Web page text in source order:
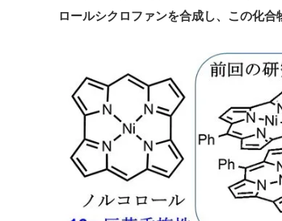
ロールシクロファンを合成し、この化合